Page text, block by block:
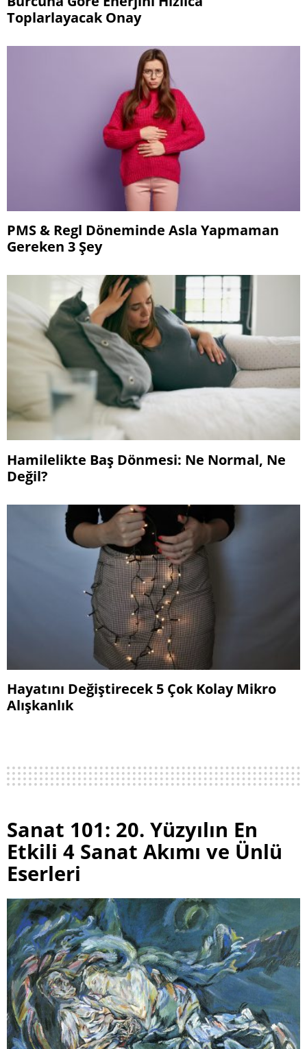
Toplarlayacak Onay
PMS & Regl Döneminde Asla Yapmaman
Gereken 3 Şey
Hamilelikte Baş Dönmesi: Ne Normal, Ne
Değil?
Hayatını Değiştirecek 5 Çok Kolay Mikro
Alışkanlık
Sanat 101: 20. Yüzyılın En
Etkili 4 Sanat Akımı ve Ünlü
Eserleri